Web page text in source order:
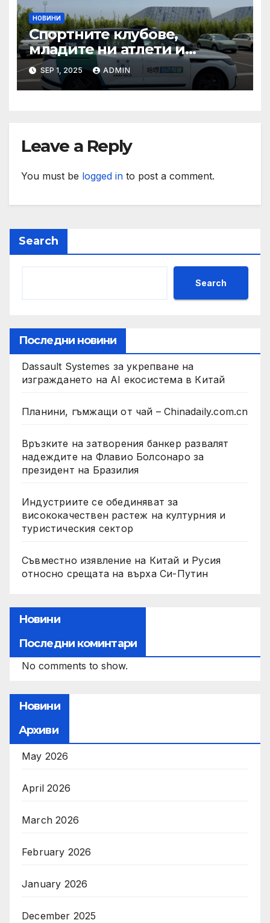
НОВИНИ
Спортните клубове,
младите ни атлети и
техните треньори имат
нужда от нашата подкрепа
и ние ще им я осигурим
SEP 1, 2025 ADMIN
Leave a Reply
You must be logged in to post a comment.
Search
Search
Последни новини
Dassault Systemes за укрепване на
изграждането на AI екосистема в Китай
Планини, гъмжащи от чай – Chinadaily.com.cn
Връзките на затворения банкер развалят
надеждите на Флавио Болсонаро за
президент на Бразилия
Индустриите се обединяват за
висококачествен растеж на културния и
туристическия сектор
Съвместно изявление на Китай и Русия
относно срещата на върха Си-Путин
Новини
Последни коминтари
No comments to show.
Новини
Архиви
May 2026
April 2026
March 2026
February 2026
January 2026
December 2025